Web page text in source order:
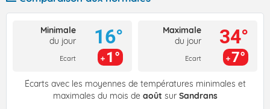
Minimale
du jour
Ecart
16°
1°
Maximale
du jour
Ecart
34°
7°
Écarts avec les moyennes de températures minimales et
maximales du mois de août sur Sandrans